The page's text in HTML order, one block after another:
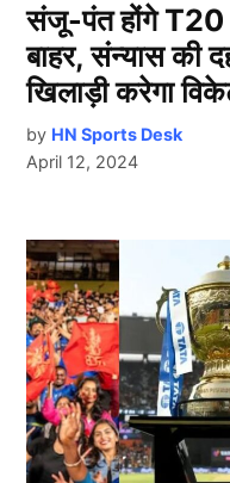
संजू-पंत होंगे
बाहर, संन्यास की
खिलाड़ी करेगा
by HN Sports Desk
April 12, 2024